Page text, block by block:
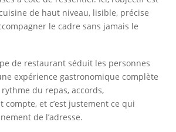
de haut niveau, lisible, précise
le cadre sans jamais le
de restaurant séduit les personnes
expérience gastronomique complète
du repas, accords,
compte, et c’est justement ce qui
de l’adresse.